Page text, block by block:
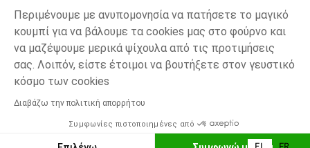
Περιμένουμε με ανυπομονησία να πατήσετε το μαγικό
κουμπί για να βάλουμε τα cookies μας στο φούρνο και
να μαζέψουμε μερικά ψίχουλα από τις προτιμήσεις
σας. Λοιπόν, είστε έτοιμοι να βουτήξετε στον γευστικό
κόσμο των cookies
Διαβάζω την πολιτική απορρήτου
Συμφωνίες πιστοποιημένες από
Λευκό
Δυνατότητα πληρωμής με
ΕΠΙΛΟΓΗ ΜΕΓΕΘΟΥΣ
*Εμπορικες προσφορες
Προσωπικά δεδομένα
Διαχείρηση των cookies
Προσβασιμότητα: μη συμμορφούμενη
H Orchestra συμμετέχει στον κωδικά δεοντολογίας και στο σύστημα
μεσολάβησης της Γαλλικής Ομοσπονδίας Ηλεκτρονικού Εμπορίου.